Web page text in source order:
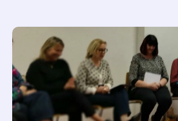
APPEL À SOUTIEN , VIE DE L'ASSOCIATION